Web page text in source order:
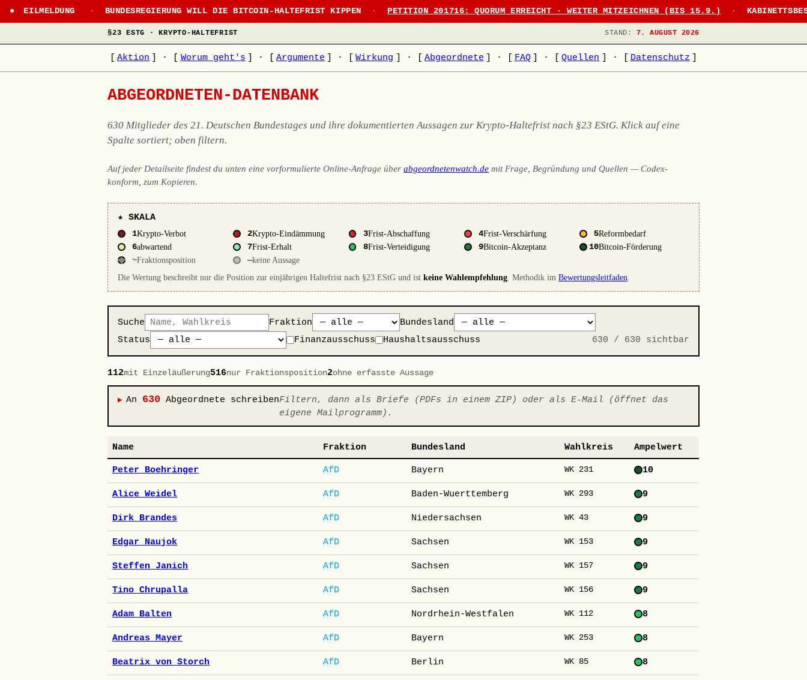
● EILMELDUNG · BUNDESREGIERUNG WILL DIE BITCOIN-HALTEFRIST KIPPEN · PETITION 201716: QUORUM ERREICHT · WEITER MITZEICHNEN (BIS 15.9.) ·
§23 ESTG · KRYPTO-HALTEFRIST STAND: 7. AUGUST 2026
Aktion · Worum geht's · Argumente · Wirkung · Abgeordnete · FAQ · Quellen · Datenschutz
ABGEORDNETEN-DATENBANK
630 Mitglieder des 21. Deutschen Bundestages und ihre dokumentierten Aussagen zur Krypto-Haltefrist nach §23 EStG. Klick auf eine
Spalte sortiert; oben filtern.
Auf jeder Detailseite findest du unten eine vorformulierte Online-Anfrage überabgeordnetenwatch.de mit Frage, Begründung und Quellen — Codex-
konform, zum Kopieren.
★ SKALA
1Krypto-Verbot 2Krypto-Eindämmung 3Frist-Abschaffung 4Frist-Verschärfung 5Reformbedarf
6abwartend 7Frist-Erhalt 8Frist-Verteidigung 9Bitcoin-Akzeptanz 10Bitcoin-Förderung
~Fraktionsposition —keine Aussage
Die Wertung beschreibt nur die Position zur einjährigen Haltefrist nach §23 EStG und istkeine Wahlempfehlung . Methodik imBewertungsleitfaden
Suche Fraktion
Bundesland
Status
Finanzausschuss Haushaltsausschuss 630 / 630 sichtbar
112mit Einzeläußerung516nur Fraktionsposition2ohne erfasste Aussage
An 630Abgeordnete schreibenFiltern, dann als Briefe (PDFs in einem ZIP) oder als E-Mail (öffnet das
eigene Mailprogramm).
Name Fraktion Bundesland Wahlkreis Ampelwert
Peter Boehringer AfD Bayern WK 231 10
Alice Weidel AfD Baden-Wuerttemberg WK 293 9
Dirk Brandes AfD Niedersachsen WK 43 9
Edgar Naujok AfD Sachsen WK 153 9
Steffen Janich AfD Sachsen WK 157 9
Tino Chrupalla AfD Sachsen WK 156 9
Adam Balten AfD Nordrhein-Westfalen WK 112 8
Andreas Mayer AfD Bayern WK 253 8
Beatrix von Storch AfD Berlin WK 85 8